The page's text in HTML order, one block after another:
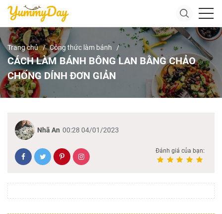
Trang chủ Công thức làm bánh
CÁCH LÀM BÁNH BÔNG LAN BẰNG CHẢO
CHỐNG DÍNH ĐƠN GIẢN
Nhã An 00:28 04/01/2023
Đánh giá của bạn: